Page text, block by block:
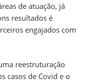
de atuação, já
resultados é
engajados com
reestruturação
casos de Covid e o